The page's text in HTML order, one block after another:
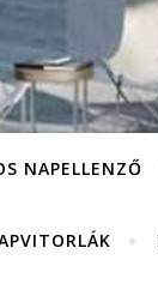
NAPELLENZŐ